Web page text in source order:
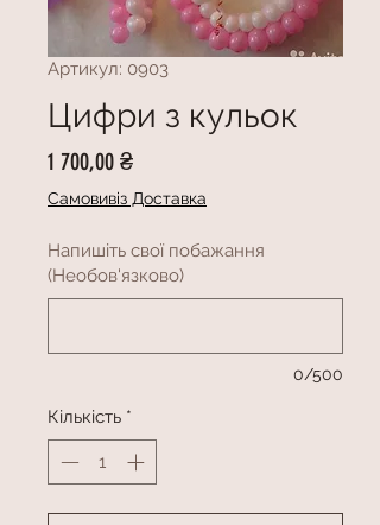
Артикул: 0903
Цифри з кульок
1 700,00 ₴Ціна
Самовивіз Доставка
Напишіть свої побажання
(Необов'язково)
0/500
Кількість *